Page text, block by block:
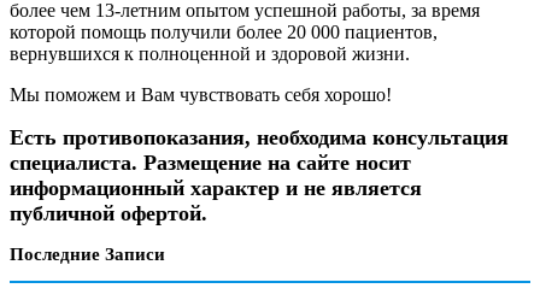
более чем 13-летним опытом успешной работы, за время
которой помощь получили более 20 000 пациентов,
вернувшихся к полноценной и здоровой жизни.
Мы поможем и Вам чувствовать себя хорошо!
Есть противопоказания, необходима консультация
специалиста. Размещение на сайте носит
информационный характер и не является
публичной офертой.
Последние Записи